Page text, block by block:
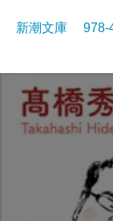
新潮文庫 978-